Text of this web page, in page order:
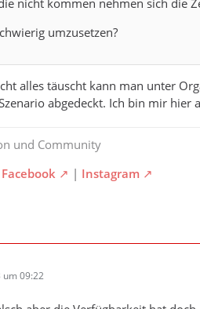
umzusetzen?
alles täuscht kann man unter
abgedeckt. Ich bin mir
und Community
Facebook | Instagram
um 09:22